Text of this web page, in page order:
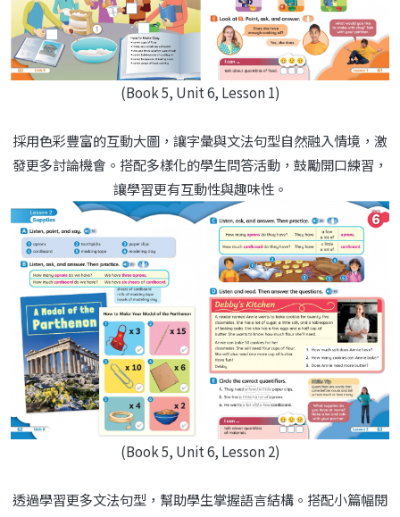
(Book 5, Unit 6, Lesson 1)
採用色彩豐富的互動大圖，讓字彙與文法句型自然融入情境，激
發更多討論機會。搭配多樣化的學生問答活動，鼓勵開口練習，
讓學習更有互動性與趣味性。
(Book 5, Unit 6, Lesson 2)
透過學習更多文法句型，幫助學生掌握語言結構。搭配小篇幅閱